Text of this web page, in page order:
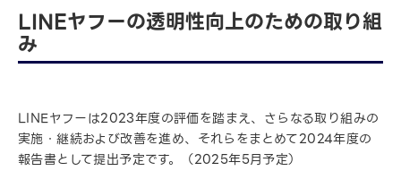
LINEヤフーの透明性向上のための取り組
み
LINEヤフーは2023年度の評価を踏まえ、さらなる取り組みの
実施・継続および改善を進め、それらをまとめて2024年度の
報告書として提出予定です。（2025年5月予定）